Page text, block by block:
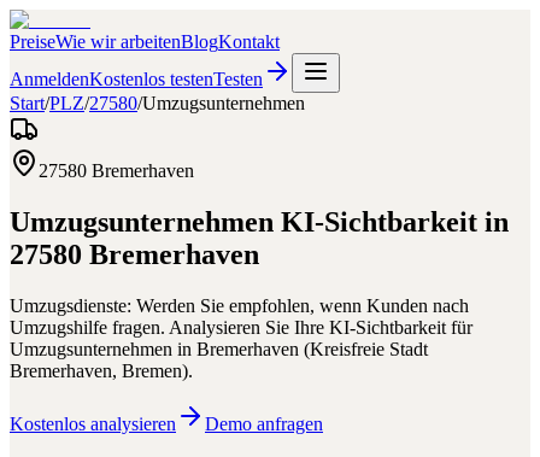
PreiseWie wir arbeitenBlogKontakt
AnmeldenKostenlos testenTesten
Start/PLZ/27580/Umzugsunternehmen
27580 Bremerhaven
Umzugsunternehmen KI-Sichtbarkeit in
27580 Bremerhaven
Umzugsdienste: Werden Sie empfohlen, wenn Kunden nach
Umzugshilfe fragen. Analysieren Sie Ihre KI-Sichtbarkeit für
Umzugsunternehmen in Bremerhaven (Kreisfreie Stadt
Bremerhaven, Bremen).
Kostenlos analysieren Demo anfragen